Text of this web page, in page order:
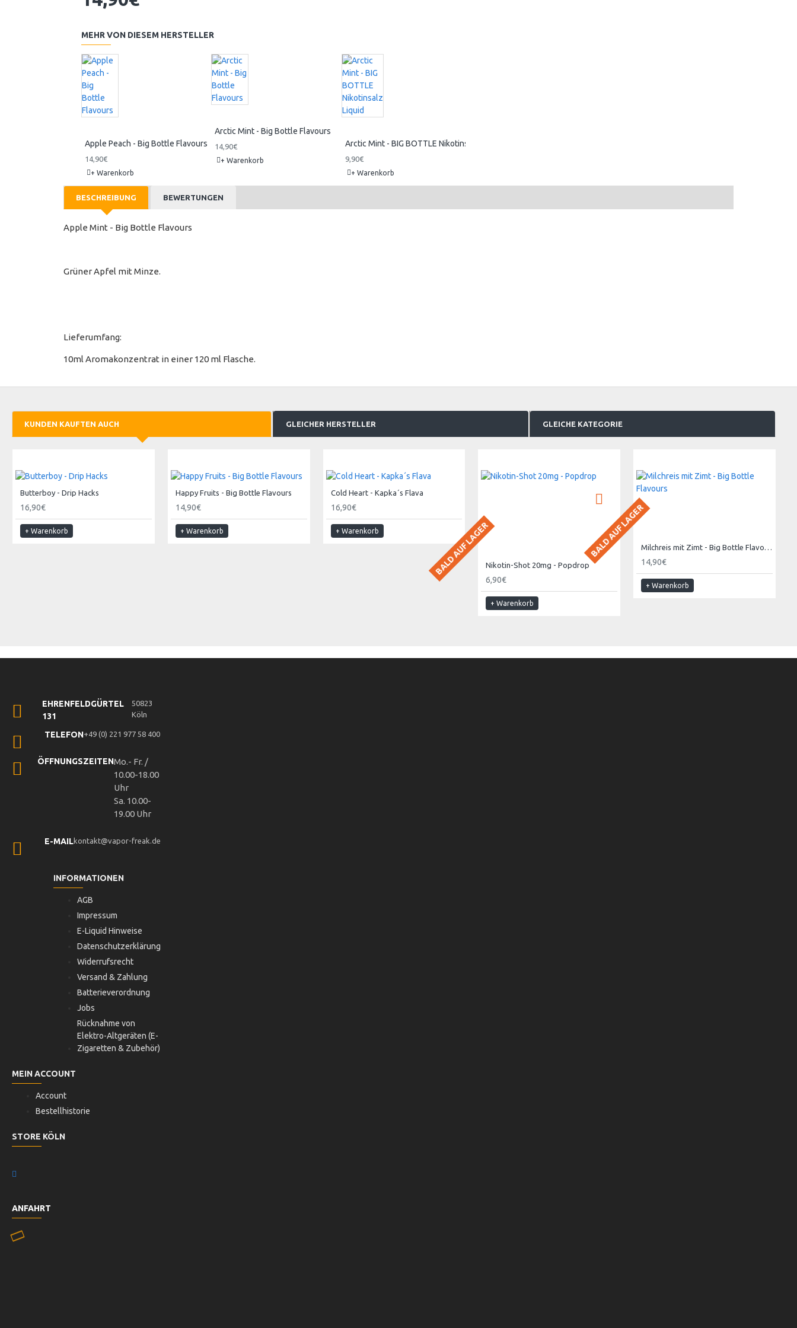
MEHR VON DIESEM HERSTELLER
Apple Peach - Big Bottle Flavours
14,90€
+ Warenkorb
Arctic Mint - Big Bottle Flavours
14,90€
+ Warenkorb
Arctic Mint - BIG BOTTLE Nikotinsalz Liquid
9,90€
+ Warenkorb
BESCHREIBUNG BEWERTUNGEN
Apple Mint - Big Bottle Flavours
Grüner Apfel mit Minze.
Lieferumfang:
10ml Aromakonzentrat in einer 120 ml Flasche.
KUNDEN KAUFTEN AUCH GLEICHER HERSTELLER GLEICHE KATEGORIE
Butterboy - Drip Hacks
16,90€
+ Warenkorb
Happy Fruits - Big Bottle Flavours
14,90€
+ Warenkorb
Cold Heart - Kapka´s Flava
16,90€
+ Warenkorb BALD AUF LAGERNikotin-Shot 20mg - Popdrop
6,90€
+ Warenkorb
BALD AUF LAGER Milchreis mit Zimt - Big Bottle Flavours
14,90€
+ Warenkorb
EHRENFELDGÜRTEL
131
50823
Köln
TELEFON+49 (0) 221 977 58 400
ÖFFNUNGSZEITENMo.- Fr. /
10.00-18.00
Uhr
Sa. 10.00-
19.00 Uhr
E-MAILkontakt@vapor-freak.de
INFORMATIONEN
AGB
Impressum
E-Liquid Hinweise
Datenschutzerklärung
Widerrufsrecht
Versand & Zahlung
Batterieverordnung
Jobs
Rücknahme von
Elektro-Altgeräten (E-
Zigaretten & Zubehör)
MEIN ACCOUNT
Account
Bestellhistorie
STORE KÖLN
ANFAHRT